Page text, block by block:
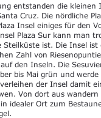
entstanden die kleinen
Cruz. Die nördliche
Insel einiges für den
Plaza Sur kann man
Steilküste ist. Die Insel
Zahl von
den Inseln. Die
bis Mai grün und
der Insel damit
Von dort aus
idealer Ort zum